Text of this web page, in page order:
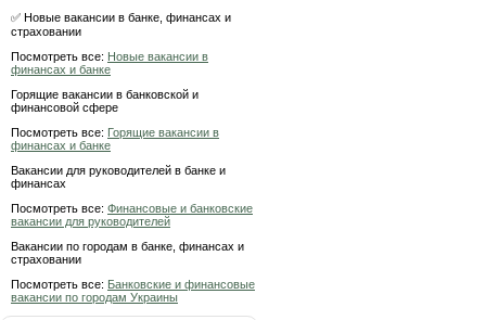
✅ Новые вакансии в банке, финансах и
страховании
Посмотреть все: Новые вакансии в
финансах и банке
Горящие вакансии в банковской и
финансовой сфере
Посмотреть все: Горящие вакансии в
финансах и банке
Вакансии для руководителей в банке и
финансах
Посмотреть все: Финансовые и банковские
вакансии для руководителей
Вакансии по городам в банке, финансах и
страховании
Посмотреть все: Банковские и финансовые
вакансии по городам Украины